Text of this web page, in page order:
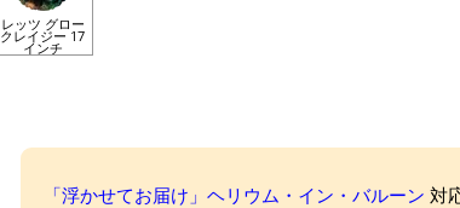
レッツ グロー
クレイジー 17
インチ
「浮かせてお届け」ヘリウム・イン・バルーン 対